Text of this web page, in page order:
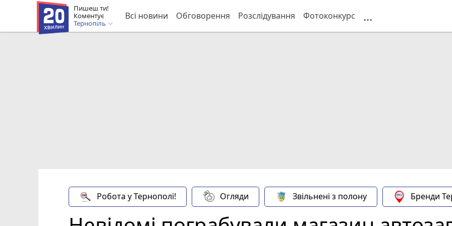
Пишеш ти!
Коментує
Тернопіль
Всі новини Обговорення Розслідування Фотоконкурс ...
Робота у Тернополі! Огляди Звільнені з полону Бренди